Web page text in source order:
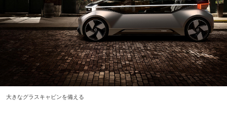
大きなグラスキャビンを備える